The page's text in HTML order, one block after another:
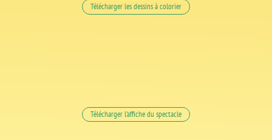
Télécharger les dessins à colorier
Télécharger l'affiche du spectacle